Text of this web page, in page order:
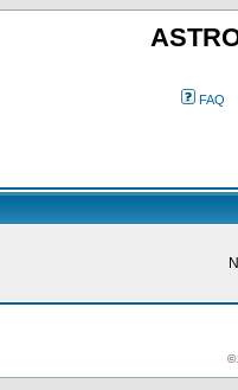
FAQ
©